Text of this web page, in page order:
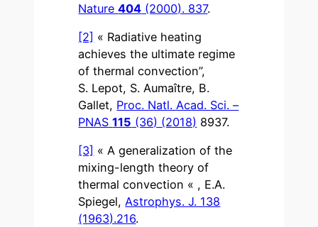
Nature404 (2000). 837.
[2] « Radiative heating
achieves the ultimate regime
of thermal convection”,
S. Lepot, S. Aumaître, B.
Gallet, Proc. Natl. Acad. Sci. –
PNAS115 (36) (2018) 8937.
[3] « A generalization of the
mixing-length theory of
thermal convection « , E.A.
Spiegel,Astrophys. J. 138
(1963).216.